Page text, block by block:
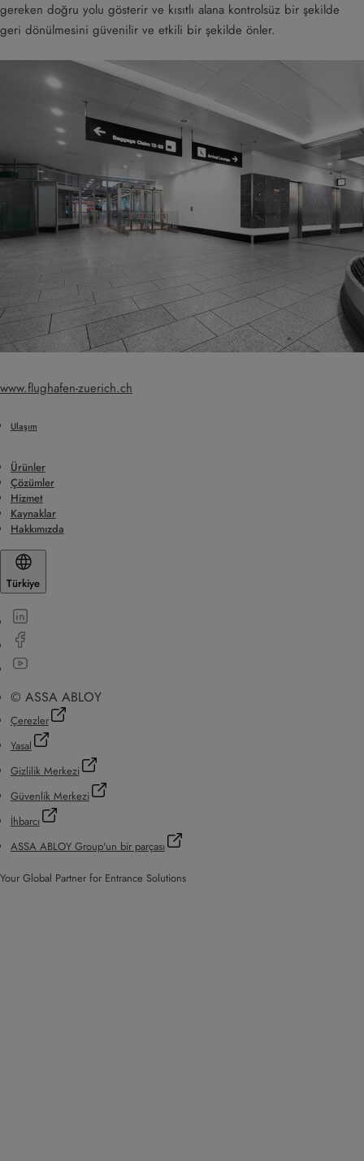
gereken doğru yolu gösterir ve kısıtlı alana kontrolsüz bir şekilde
geri dönülmesini güvenilir ve etkili bir şekilde önler.
www.flughafen-zuerich.ch
Ulaşım
Ürünler
Çözümler
Hizmet
Kaynaklar
Hakkımızda
Türkiye
© ASSA ABLOY
Çerezler
Yasal
Gizlilik Merkezi
Güvenlik Merkezi
İhbarcı
ASSA ABLOY Group'un bir parçası
Your Global Partner for Entrance Solutions